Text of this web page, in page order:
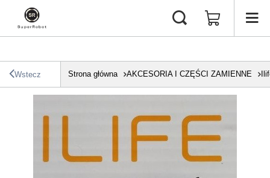
Wstecz Strona główna AKCESORIA I CZĘŚCI ZAMIENNE